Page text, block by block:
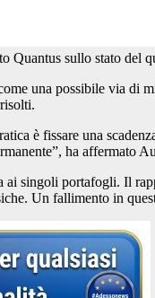
Quantus sullo stato del
una possibile via di
è fissare una
ha affermato
singoli portafogli. Il
Un fallimento in